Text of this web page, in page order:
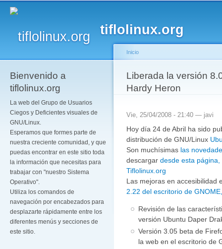
tiflolinux.org
Bienvenido a
tiflolinux.org
La web del Grupo de Usuarios
Ciegos y Deficientes visuales de
GNU/Linux.
Esperamos que formes parte de
nuestra creciente comunidad, y que
puedas encontrar en este sitio toda
la información que necesitas para
trabajar con "nuestro Sistema
Operativo".
Utiliza los comandos de
navegación por encabezados para
desplazarte rápidamente entre los
diferentes menús y secciones de
este sitio.
Se encuentra usted
Inicio
Liberada la versión
Hardy Heron
Vie, 25/04/2008 - 21:40 — javi
Hoy día 24 de Abril ha sido
distribución de GNU/Linux
Son muchísimas las
descargar desde esta página,
Tiflolinux.org
Las mejoras en accesibilidad
2.22 del escritorio de GNOME,
Revisión de las
versión Ubuntu Daper
Versión 3.05 beta de
la web en el escritorio de